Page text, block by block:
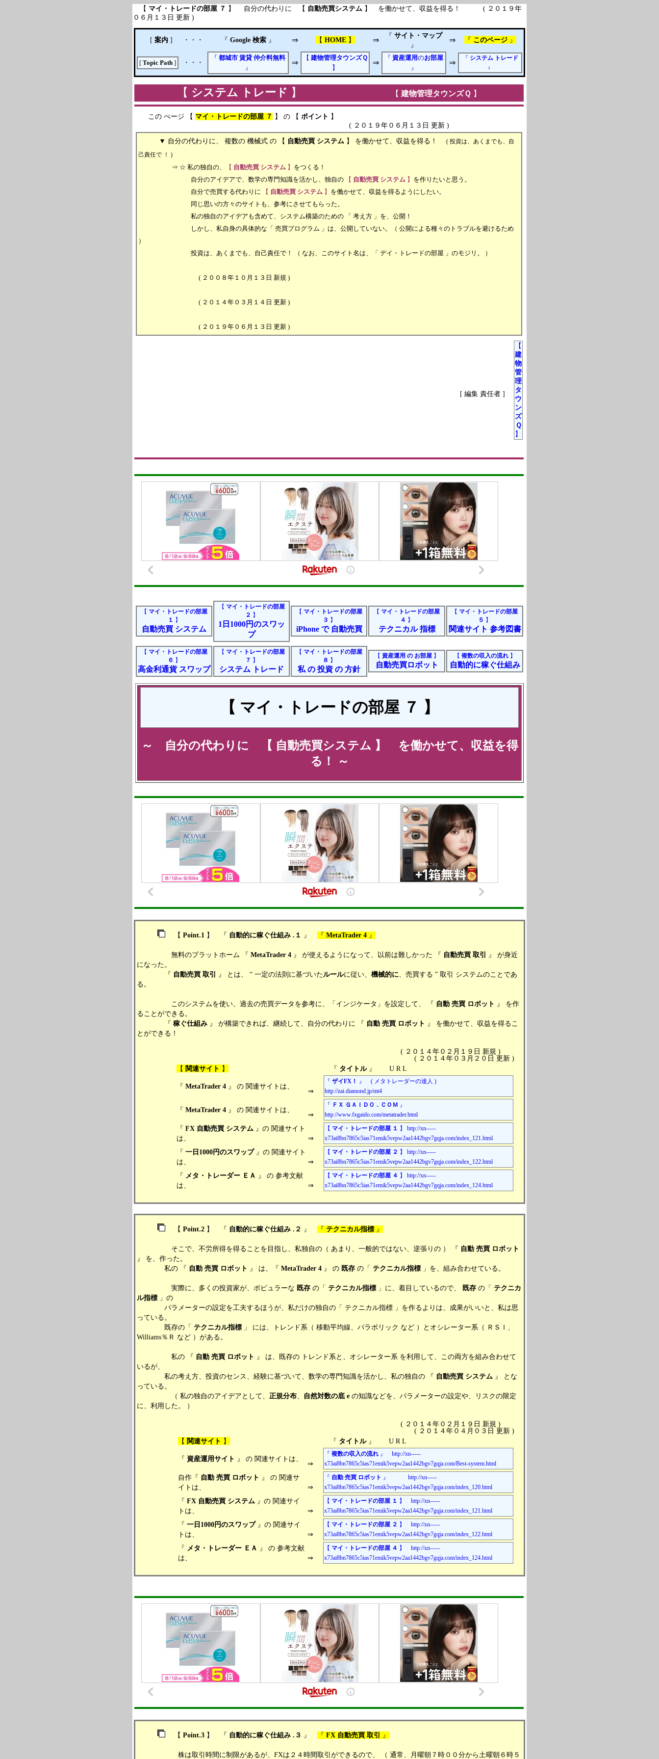
【 マイ・トレードの部屋 ７ 】 自分の代わりに 【 自動売買システム 】 を働かせて、収益を得る！ ( ２０１９年
０６月１３日 更新 )
[ 案内] ・・・ 『 Google 検索 』 ⇒ 【 HOME】 ⇒
『 サイト・マップ
』
⇒ 『 このページ』
[ Topic Path ] ・・・
『 都城市 賃貸 仲介料無料
』
⇒
【 建物管理タウンズＱ
】
⇒
『 資産運用のお部屋
』
⇒
『 システム トレード
』
【 システム トレード 】 【 建物管理タウンズＱ 】
この ぺージ 【 マイ・トレードの部屋 ７ 】 の 【 ポイント 】
( ２０１９年０６月１３日 更新 )
▼ 自分の代わりに、 複数の 機械式 の 【 自動売買 システム 】 を働かせて、収益を得る！ ( 投資は、あくまでも、自
己責任で ！ )
⇒ ☆ 私の独自の、 【 自動売買 システム 】 をつくる！
自分のアイデアで、数学の専門知識を活かし、独自の
【 自動売買 システム 】 を作りたいと思う。
自分で売買する代わりに
【 自動売買 システム 】 を働かせて、収益を得るようにしたい。
同じ思いの方々のサイトも、参考にさせてもらった。
私の独自のアイデアも含めて、システム構築のための 「 考え方 」を、公開！
しかし、私自身の具体的な「 売買プログラム 」は、公開していない。（ 公開による種々のトラブルを避けるため
）
投資は、あくまでも、自己責任で！ （ なお、このサイト名は、「 デイ・トレードの部屋 」のモジリ。 ）
( ２００８年１０月１３日 新規 )
( ２０１４年０３月１４日 更新 )
( ２０１９年０６月１３日 更新 )
[ 編集 責任者 ]
【
建
物
管
理
タ
ウ
ン
ズ
Ｑ
】
【 マイ・トレードの部屋
１ 】
自動売買 システム
【 マイ・トレードの部屋
２ 】
1日1000円のスワッ
プ
【 マイ・トレードの部屋
３ 】
iPhone で 自動売買
【 マイ・トレードの部屋
４ 】
テクニカル 指標
【 マイ・トレードの部屋
５ 】
関連サイト 参考図書
【 マイ・トレードの部屋
６ 】
高金利通貨 スワップ
【 マイ・トレードの部屋
７ 】
システム トレード
【 マイ・トレードの部屋
８ 】
私 の 投資 の 方針
【 資産運用 の お部屋 】
自動売買ロボット
【 複数の収入の流れ 】
自動的に稼ぐ仕組み
【 マイ・トレードの部屋 ７ 】
～ 自分の代わりに 【 自動売買システム 】 を働かせて、収益を得
る！ ～
【 Point.1 】 『 自動的に稼ぐ仕組み .１ 』 『 MetaTrader 4 』
無料のプラットホーム 『 MetaTrader 4 』 が使えるようになって、以前は難しかった 『 自動売買 取引
』 が身近
になった。
『 自動売買 取引 』 とは、 “ 一定の法則に基づいたルールに従い、 機械的に 、売買する ” 取引 システムのことであ
る。
このシステムを使い、過去の売買データを参考に、「インジケータ」を設定して、 『 自動 売買 ロボット 』 を作
ることができる。
『 稼ぐ仕組み 』 が構築できれば、継続して、自分の代わりに 『 自動 売買 ロボット 』 を働かせて、収益を得るこ
とができる！
( ２０１４年０２月１９日 新規 )
( ２０１４年０３月２０日 更新 )
【 関連サイト 】 『 タイトル』 U R L
『MetaTrader 4 』 の 関連サイトは、
⇒
『ザイFX！
』 ( メタトレーダーの達人 )
http://zai.diamond.jp/mt4
『MetaTrader 4 』 の 関連サイトは、
⇒
『 ＦＸ ＧＡＩＤＯ．ＣＯＭ 』
http://www.fxgaido.com/metatrader.html
『FX 自動売買 システム 』の 関連サイト
は、
⇒
【 マイ・トレードの部屋 １ 】 http://xn-----
x73ai8bn7865c5ias71emik5vepw2aa1442bgv7gqja.com/index_121.html
『一日1000円のスワップ』の 関連サイト
は、
⇒
【 マイ・トレードの部屋 ２ 】 http://xn-----
x73ai8bn7865c5ias71emik5vepw2aa1442bgv7gqja.com/index_122.html
『 メタ・トレーダー ＥＡ
』 の 参考文献
は、
⇒
【 マイ・トレードの部屋 ４ 】 http://xn-----
x73ai8bn7865c5ias71emik5vepw2aa1442bgv7gqja.com/index_124.html
【 Point.2 】 『 自動的に稼ぐ仕組み .２ 』 『 テクニカル指標 』
そこで、不労所得を得ることを目指し、私独自の（ あまり、一般的ではない、逆張りの ） 『 自動 売買 ロボット
』 を、作った。
私の 『 自動 売買 ロボット 』 は、『 MetaTrader 4 』 の 既存 の「 テクニカル指標 」を、組み合わせている。
実際に、多くの投資家が、ポピュラーな 既存 の「 テクニカル指標 」に、着目しているので、 既存 の「 テクニカ
ル指標 」の
パラメーターの設定を工夫するほうが、私だけの独自の「 テクニカル指標 」を作るよりは、成果がいいと、私は思
っている。
既存の「 テクニカル指標 」 には、トレンド系（ 移動平均線、パラボリック など ）とオシレーター系（ ＲＳＩ、
Williams％Ｒ など ）がある。
私の 『 自動 売買 ロボット 』 は、既存の トレンド系と、オシレーター系 を利用して、この両方を組み合わせて
いるが、
私の考え方、投資のセンス、経験に基づいて、数学の専門知識を活かし、私の独自の 『 自動売買 システム 』 とな
っている。
（ 私の独自のアイデアとして、 正規分布 自然対数の底 e の知識などを、パラメーターの設定や、リスクの限定
に、利用した。 ）
( ２０１４年０２月１９日 新規 )
( ２０１４年０４月０３日 更新 )
【 関連サイト 】 『 タイトル』 U R L
『 資産運用サイト 』 の 関連サイトは、
⇒
『複数の収入の流れ 』 http://xn-----
x73ai8bn7865c5ias71emik5vepw2aa1442bgv7gqja.com/Best-system.html
自作『 自動 売買 ロボット 』 の 関連サ
イトは、
⇒
『 自動 売買 ロボット 』 http://xn-----
x73ai8bn7865c5ias71emik5vepw2aa1442bgv7gqja.com/index_120.html
『FX 自動売買 システム 』の 関連サイ
トは、
⇒
【 マイ・トレードの部屋 １ 】 http://xn-----
x73ai8bn7865c5ias71emik5vepw2aa1442bgv7gqja.com/index_121.html
『一日1000円のスワップ』の 関連サイ
トは、
⇒
【 マイ・トレードの部屋 ２ 】 http://xn-----
x73ai8bn7865c5ias71emik5vepw2aa1442bgv7gqja.com/index_122.html
『 メタ・トレーダー ＥＡ
』 の 参考文献
は、
⇒
【 マイ・トレードの部屋 ４ 】 http://xn-----
x73ai8bn7865c5ias71emik5vepw2aa1442bgv7gqja.com/index_124.html
【 Point.3 】 『 自動的に稼ぐ仕組み .３ 』 『 FX 自動売買 取引 』
株は取引時間に制限があるが、FXは２４時間取引ができるので、 （ 通常、月曜朝７時００分から土曜朝６時５